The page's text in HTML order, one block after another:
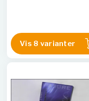
SAM112H
Vis 8 varianter